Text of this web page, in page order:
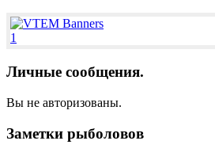
1
Личные сообщения.
Вы не авторизованы.
Заметки рыболовов